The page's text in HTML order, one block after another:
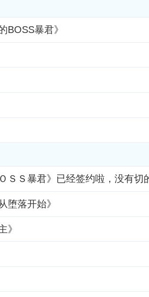
BOSS暴君》
ＳＳ暴君》已经签约啦，没有切
堕落开始》
》